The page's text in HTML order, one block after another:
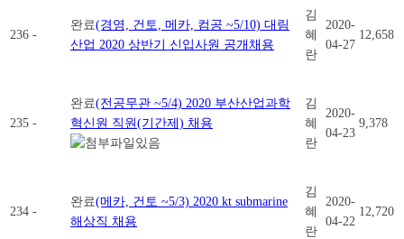
236 -
완료(경영, 건토, 메카, 컴공 ~5/10) 대림
산업 2020 상반기 신입사원 공개채용
김
혜
란
2020-
04-27
12,658
235 -
완료(전공무관 ~5/4) 2020 부산산업과학
혁신원 직원(기간제) 채용
김
혜
란
2020-
04-23
9,378
234 -
완료(메카, 건토 ~5/3) 2020 kt submarine
해상직 채용
김
혜
란
2020-
04-22
12,720